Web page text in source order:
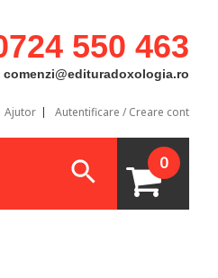
550 463
comenzi@edituradoxologia.ro
Ajutor Autentificare / Creare cont
0